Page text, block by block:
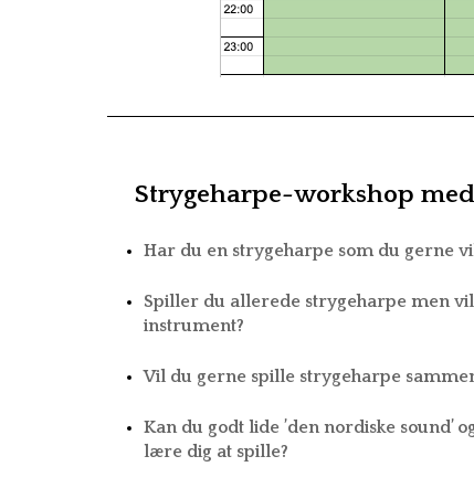
Strygeharpe-workshop
Har du en strygeharpe som du gerne
Spiller du allerede strygeharpe men
instrument?
Vil du gerne spille strygeharpe
Kan du godt lide ’den nordiske sound’
lære dig at spille?